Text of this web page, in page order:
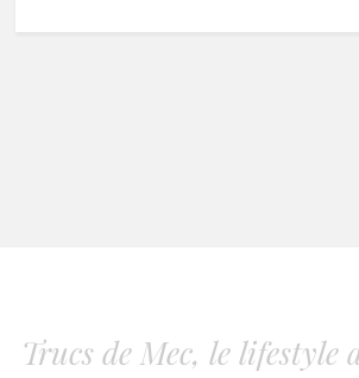
Trucs de Mec, le lifestyle